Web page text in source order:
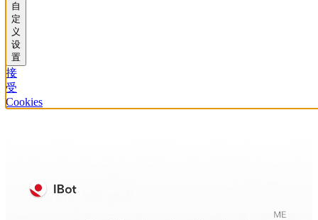
自
定
义
设
置
接
受
Cookies